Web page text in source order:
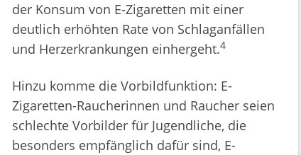
der Konsum von E-Zigaretten mit einer
deutlich erhöhten Rate von Schlaganfällen
und Herzerkrankungen einhergeht.4
Hinzu komme die Vorbildfunktion: E-
Zigaretten-Raucherinnen und Raucher seien
schlechte Vorbilder für Jugendliche, die
besonders empfänglich dafür sind, E-